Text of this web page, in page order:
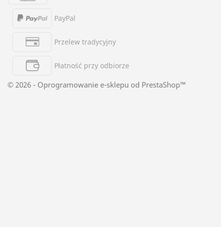
PayPal
Przelew tradycyjny
Płatność przy odbiorze
© 2026 - Oprogramowanie e-sklepu od PrestaShop™